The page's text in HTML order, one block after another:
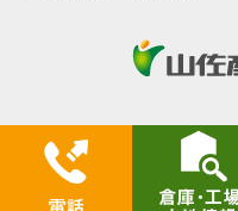
Locosu倉庫（ロー